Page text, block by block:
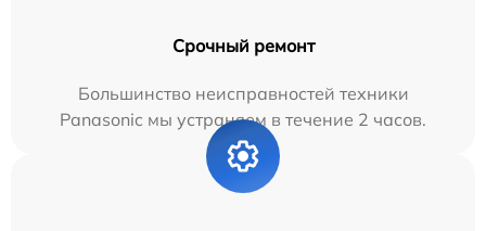
Срочный ремонт
Большинство неисправностей техники
Panasonic мы устраняем в течение 2 часов.